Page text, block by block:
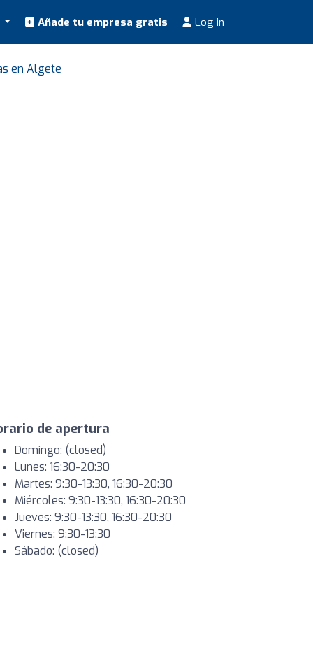
Añade tu empresa gratis Log in
en Algete
de apertura
Domingo: (closed)
Lunes: 16:30-20:30
Martes: 9:30-13:30, 16:30-20:30
Miércoles: 9:30-13:30, 16:30-20:30
Jueves: 9:30-13:30, 16:30-20:30
Viernes: 9:30-13:30
Sábado: (closed)